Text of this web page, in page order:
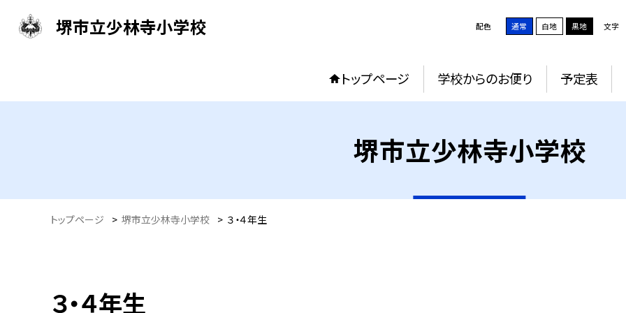
堺市立少林寺小学校 配色 通常 白地 黒地 文字
トップページ 学校からのお便り 予定表
堺市立少林寺小学校
トップページ > 堺市立少林寺小学校 > ３・４年生
３・４年生